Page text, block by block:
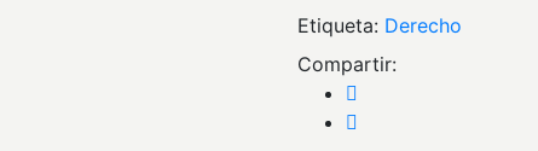
Etiqueta:
derecho
Compartir: